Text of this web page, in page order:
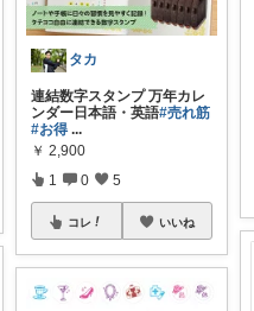
タカ
連結数字スタンプ 万年カレ
ンダー日本語・英語#売れ筋
#お得 ...
￥ 2,900
1 0 5
コレ いいね